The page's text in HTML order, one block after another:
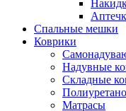
Спальные мешки
Коврики
Надувные
Складные
Матрасы